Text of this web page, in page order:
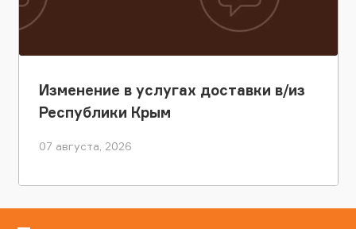
Изменение в услугах доставки в/из
Республики Крым
07 августа, 2026